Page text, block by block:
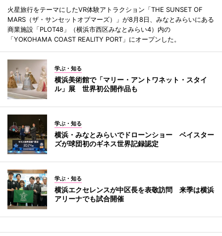
火星旅行をテーマにしたVR体験アトラクション「THE SUNSET OF
MARS（ザ・サンセットオブマーズ）」が8月8日、みなとみらいにある
商業施設「PLOT48」（横浜市西区みなとみらい4）内の
「YOKOHAMA COAST REALITY PORT」にオープンした。
学ぶ・知る
横浜美術館で「マリー・アントワネット・スタイ
ル」展 世界初公開作品も
学ぶ・知る
横浜・みなとみらいでドローンショー ベイスター
ズが球団初のギネス世界記録認定
学ぶ・知る
横浜エクセレンスが中区長を表敬訪問 来季は横浜
アリーナでも試合開催